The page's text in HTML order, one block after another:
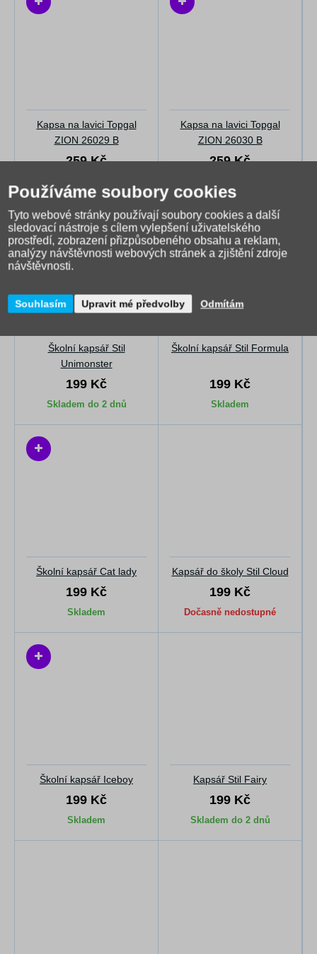
Kapsa na lavici Topgal
ZION 26029 B
259 Kč
Kapsa na lavici Topgal
ZION 26030 B
259 Kč
Školní kapsář Stil
Unimonster
199 Kč
Skladem do 2 dnů
Školní kapsář Stil Formula
199 Kč
Skladem
Školní kapsář Cat lady
199 Kč
Skladem
Kapsář do školy Stil Cloud
199 Kč
Dočasně nedostupné
Školní kapsář Iceboy
199 Kč
Skladem
Kapsář Stil Fairy
199 Kč
Skladem do 2 dnů
Používáme soubory cookies
Tyto webové stránky používají soubory cookies a další
sledovací nástroje s cílem vylepšení uživatelského
prostředí, zobrazení přizpůsobeného obsahu a reklam,
analýzy návštěvnosti webových stránek a zjištění zdroje
návštěvnosti.
Souhlasím Upravit mé předvolby Odmítám